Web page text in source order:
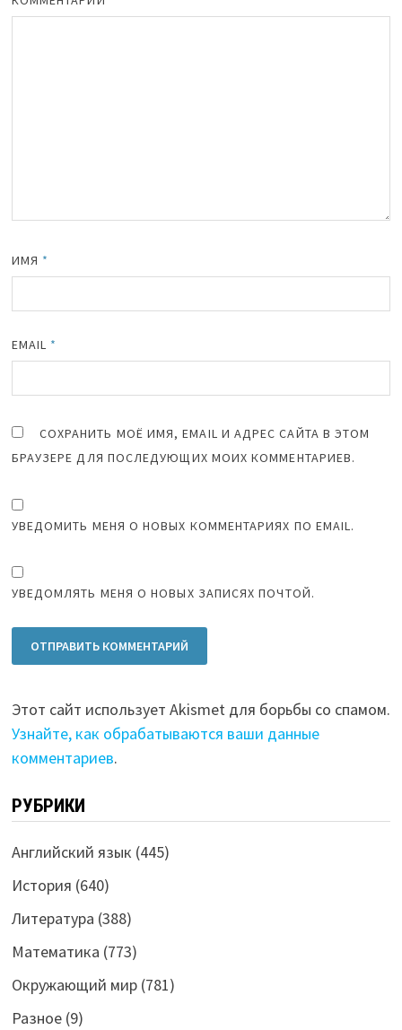
ИМЯ *
EMAIL *
СОХРАНИТЬ МОЁ ИМЯ, EMAIL И АДРЕС САЙТА В ЭТОМ
БРАУЗЕРЕ ДЛЯ ПОСЛЕДУЮЩИХ МОИХ КОММЕНТАРИЕВ.
УВЕДОМИТЬ МЕНЯ О НОВЫХ КОММЕНТАРИЯХ ПО EMAIL.
УВЕДОМЛЯТЬ МЕНЯ О НОВЫХ ЗАПИСЯХ ПОЧТОЙ.
Этот сайт использует Akismet для борьбы со спамом.
Узнайте, как обрабатываются ваши данные
комментариев.
РУБРИКИ
Английский язык (445)
История (640)
Литература (388)
Математика (773)
Окружающий мир(781)
Разное(9)